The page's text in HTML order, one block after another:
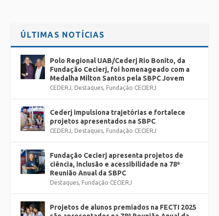
ÚLTIMAS NOTÍCIAS
Polo Regional UAB/Cederj Rio Bonito, da
Fundação Cecierj, foi homenageado com a
Medalha Milton Santos pela SBPC Jovem
CEDERJ, Destaques, Fundação CECIERJ
Cederj impulsiona trajetórias e fortalece
projetos apresentados na SBPC
CEDERJ, Destaques, Fundação CECIERJ
Fundação Cecierj apresenta projetos de
ciência, inclusão e acessibilidade na 78ª
Reunião Anual da SBPC
Destaques, Fundação CECIERJ
Projetos de alunos premiados na FECTI 2025